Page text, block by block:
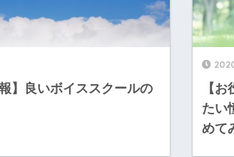
】良いボイススクールの
【
たい
めて